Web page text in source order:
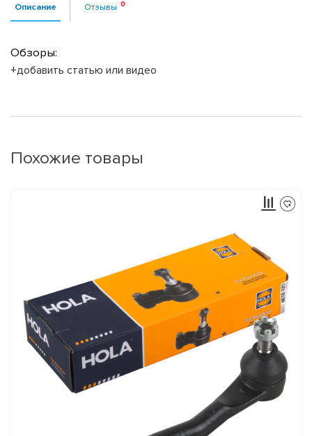
Описание Отзывы
Обзоры:
+добавить статью или видео
Похожие товары